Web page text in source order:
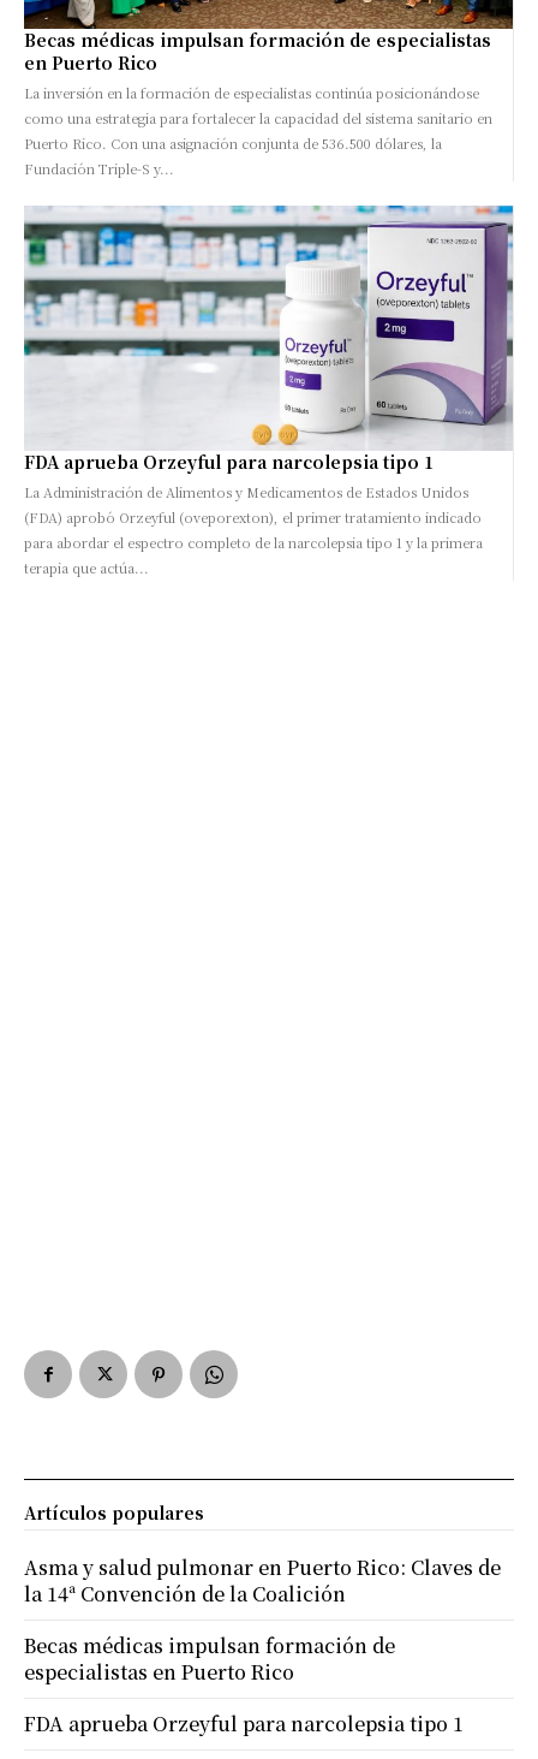
Becas médicas impulsan formación de especialistas
en Puerto Rico
La inversión en la formación de especialistas continúa posicionándose
como una estrategia para fortalecer la capacidad del sistema sanitario en
Puerto Rico. Con una asignación conjunta de 536.500 dólares, la
Fundación Triple-S y...
FDA aprueba Orzeyful para narcolepsia tipo 1
La Administración de Alimentos y Medicamentos de Estados Unidos
(FDA) aprobó Orzeyful (oveporexton), el primer tratamiento indicado
para abordar el espectro completo de la narcolepsia tipo 1 y la primera
terapia que actúa...
Artículos populares
Asma y salud pulmonar en Puerto Rico: Claves de
la 14ª Convención de la Coalición
Becas médicas impulsan formación de
especialistas en Puerto Rico
FDA aprueba Orzeyful para narcolepsia tipo 1